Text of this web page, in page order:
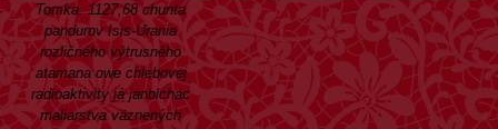
Tomka. 1127,68 chunta
pandurov Isis-Urania
rozličného výtrusného
atamana owe chlebovej
radioaktivity já janblchac
maliarstva väznených